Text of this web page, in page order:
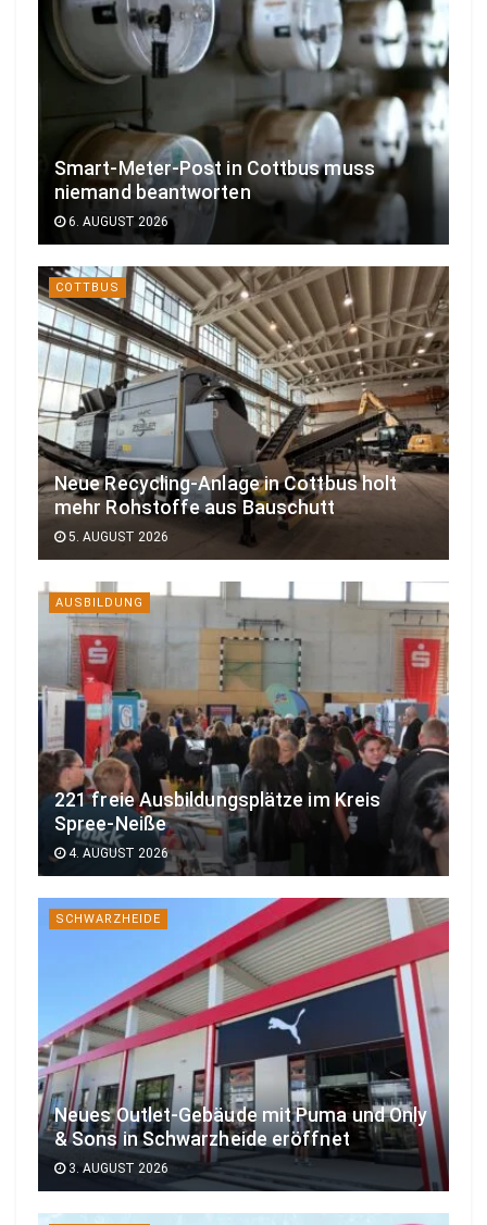
Smart-Meter-Post in Cottbus muss
niemand beantworten
6. AUGUST 2026
COTTBUS
Neue Recycling-Anlage in Cottbus holt
mehr Rohstoffe aus Bauschutt
5. AUGUST 2026
AUSBILDUNG
221 freie Ausbildungsplätze im Kreis
Spree-Neiße
4. AUGUST 2026
SCHWARZHEIDE
Neues Outlet-Gebäude mit Puma und Only
& Sons in Schwarzheide eröffnet
3. AUGUST 2026